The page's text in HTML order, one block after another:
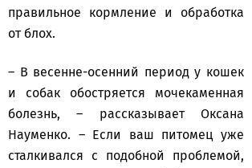
правильное кормление и обработка
от блох.
– В весенне-осенний период у кошек
и собак обостряется мочекаменная
болезнь, – рассказывает Оксана
Науменко. – Если ваш питомец уже
сталкивался с подобной проблемой,